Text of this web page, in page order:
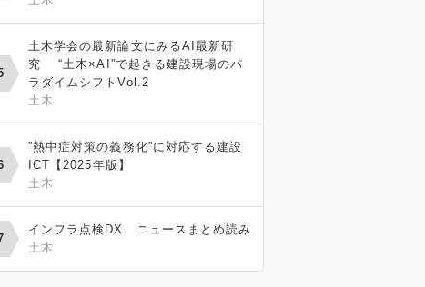
土木学会の最新論文にみるAI最新研
究 “土木×AI”で起きる建設現場のパ
ラダイムシフトVol.2
土木
”熱中症対策の義務化”に対応する建設
ICT【2025年版】
土木
インフラ点検DX ニュースまとめ読み
土木